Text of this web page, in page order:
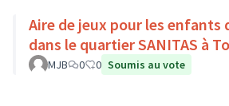
Aire de jeux pour les enfants
dans le quartier SANITAS à
MJB 0 0 Soumis au vote